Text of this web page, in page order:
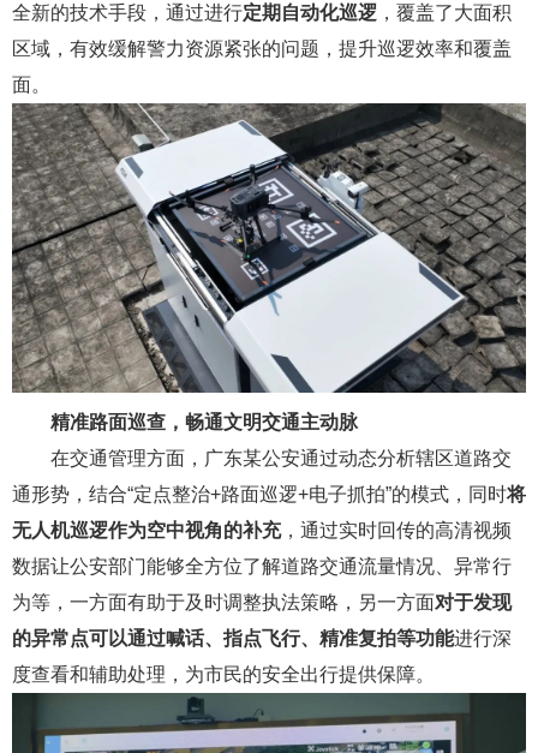
全新的技术手段，通过进行定期自动化巡逻 ，覆盖了大面积
区域，有效缓解警力资源紧张的问题，提升巡逻效率和覆盖
面。
精准路面巡查，畅通文明交通主动脉
在交通管理方面，广东某公安通过动态分析辖区道路交
通形势，结合“定点整治+路面巡逻+电子抓拍”的模式，同时将
无人机巡逻作为空中视角的补充，通过实时回传的高清视频
数据让公安部门能够全方位了解道路交通流量情况、异常行
为等，一方面有助于及时调整执法策略，另一方面对于发现
的异常点可以通过喊话、指点飞行、精准复拍等功能进行深
度查看和辅助处理，为市民的安全出行提供保障。